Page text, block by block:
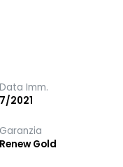
Data Imm.
7/2021
Garanzia
Renew Gold